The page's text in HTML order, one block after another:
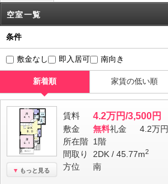
空室一覧
条件
敷金なし 即入居可 南向き
新着順 家賃の低い順
もっと見る
賃料 4.2万円/3,500円
敷金 無料礼金
4.2万円
所在階 1階
間取り
2DK / 45.77m2
方位 南